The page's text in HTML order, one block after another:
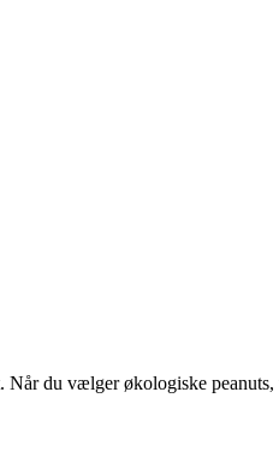
du vælger økologiske